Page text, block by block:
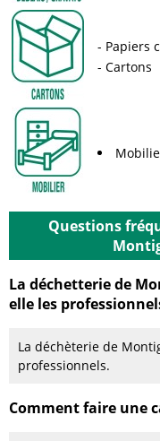
Papiers
Cartons
Questions
La déchetterie de
elle les
La déchèterie de
professionnels.
Comment faire une